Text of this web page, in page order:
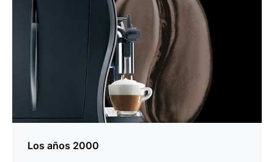
Los años 2000